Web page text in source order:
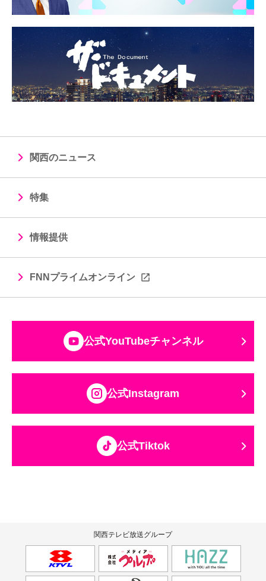
関西のニュース
特集
情報提供
FNNプライムオンライン
公式YouTubeチャンネル
公式Instagram
公式Tiktok
関西テレビ放送グループ